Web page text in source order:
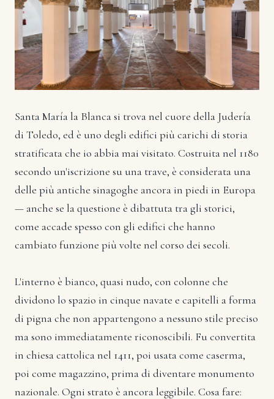
Santa María la Blanca si trova nel cuore della Judería
di Toledo, ed è uno degli edifici più carichi di storia
stratificata che io abbia mai visitato. Costruita nel 1180
secondo un'iscrizione su una trave, è considerata una
delle più antiche sinagoghe ancora in piedi in Europa
— anche se la questione è dibattuta tra gli storici,
come accade spesso con gli edifici che hanno
cambiato funzione più volte nel corso dei secoli.
L'interno è bianco, quasi nudo, con colonne che
dividono lo spazio in cinque navate e capitelli a forma
di pigna che non appartengono a nessuno stile preciso
ma sono immediatamente riconoscibili. Fu convertita
in chiesa cattolica nel 1411, poi usata come caserma,
poi come magazzino, prima di diventare monumento
nazionale. Ogni strato è ancora leggibile. Cosa fare: